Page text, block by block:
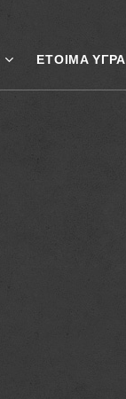
ΈΤΟΙΜΑ ΥΓΡΆ